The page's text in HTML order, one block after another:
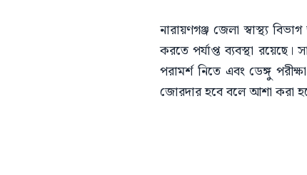
নারায়ণগঞ্জ জেলা স্বাস্থ্য
করতে পর্যাপ্ত ব্যবস্থা
পরামর্শ নিতে এবং ডেঙ্গু
জোরদার হবে বলে আশা করা